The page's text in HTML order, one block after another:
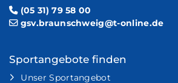
(05 31) 79 58 00
gsv.braunschweig@t-online.de
Sportangebote finden
Unser Sportangebot